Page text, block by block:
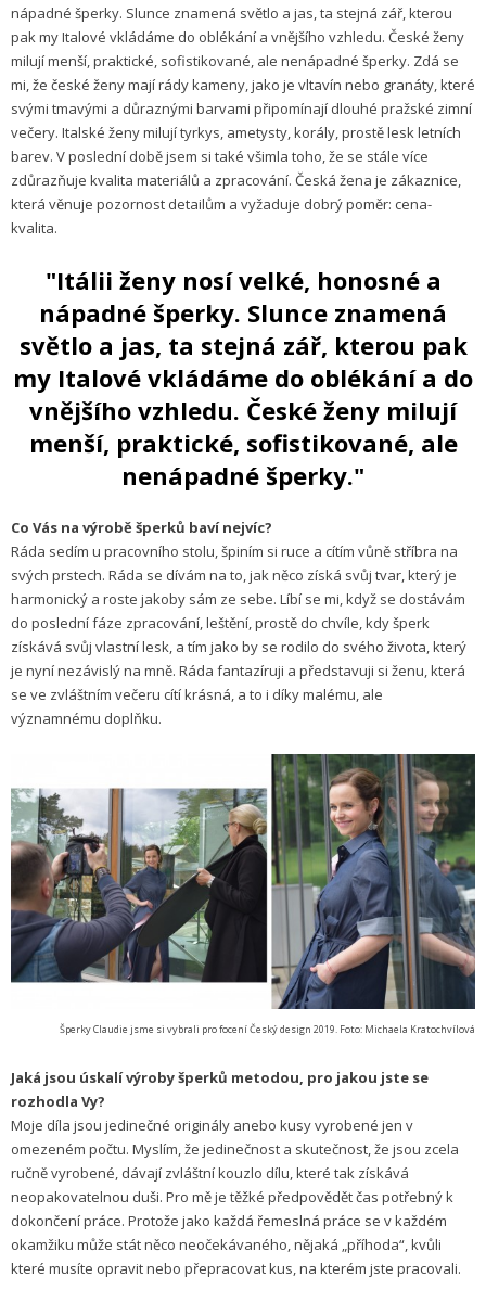
nápadné šperky. Slunce znamená světlo a jas, ta stejná zář, kterou
pak my Italové vkládáme do oblékání a vnějšího vzhledu. České ženy
milují menší, praktické, sofistikované, ale nenápadné šperky. Zdá se
mi, že české ženy mají rády kameny, jako je vltavín nebo granáty, které
svými tmavými a důraznými barvami připomínají dlouhé pražské zimní
večery. Italské ženy milují tyrkys, ametysty, korály, prostě lesk letních
barev. V poslední době jsem si také všimla toho, že se stále více
zdůrazňuje kvalita materiálů a zpracování. Česká žena je zákaznice,
která věnuje pozornost detailům a vyžaduje dobrý poměr: cena-
kvalita.
"Itálii ženy nosí velké, honosné a
nápadné šperky. Slunce znamená
světlo a jas, ta stejná zář, kterou pak
my Italové vkládáme do oblékání a do
vnějšího vzhledu. České ženy milují
menší, praktické, sofistikované, ale
nenápadné šperky."
Co Vás na výrobě šperků baví nejvíc?
Ráda sedím u pracovního stolu, špiním si ruce a cítím vůně stříbra na
svých prstech. Ráda se dívám na to, jak něco získá svůj tvar, který je
harmonický a roste jakoby sám ze sebe. Líbí se mi, když se dostávám
do poslední fáze zpracování, leštění, prostě do chvíle, kdy šperk
získává svůj vlastní lesk, a tím jako by se rodilo do svého života, který
je nyní nezávislý na mně. Ráda fantazíruji a představuji si ženu, která
se ve zvláštním večeru cítí krásná, a to i díky malému, ale
významnému doplňku.
Šperky Claudie jsme si vybrali pro focení Český design 2019. Foto: Michaela Kratochvílová
Jaká jsou úskalí výroby šperků metodou, pro jakou jste se
rozhodla Vy?
Moje díla jsou jedinečné originály anebo kusy vyrobené jen v
omezeném počtu. Myslím, že jedinečnost a skutečnost, že jsou zcela
ručně vyrobené, dávají zvláštní kouzlo dílu, které tak získává
neopakovatelnou duši. Pro mě je těžké předpovědět čas potřebný k
dokončení práce. Protože jako každá řemeslná práce se v každém
okamžiku může stát něco neočekávaného, nějaká „příhoda“, kvůli
které musíte opravit nebo přepracovat kus, na kterém jste pracovali.